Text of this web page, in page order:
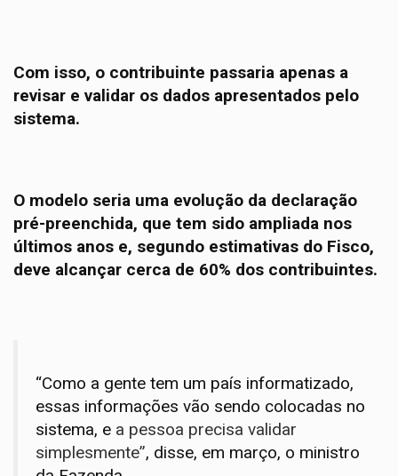
Com isso, o contribuinte passaria apenas a
revisar e validar os dados apresentados pelo
sistema.
O modelo seria uma evolução da declaração
pré-preenchida, que tem sido ampliada nos
últimos anos e, segundo estimativas do Fisco,
deve alcançar cerca de 60% dos contribuintes.
“Como a gente tem um país informatizado,
essas informações vão sendo colocadas no
sistema, e a pessoa precisa validar
simplesmente”, disse, em março, o ministro